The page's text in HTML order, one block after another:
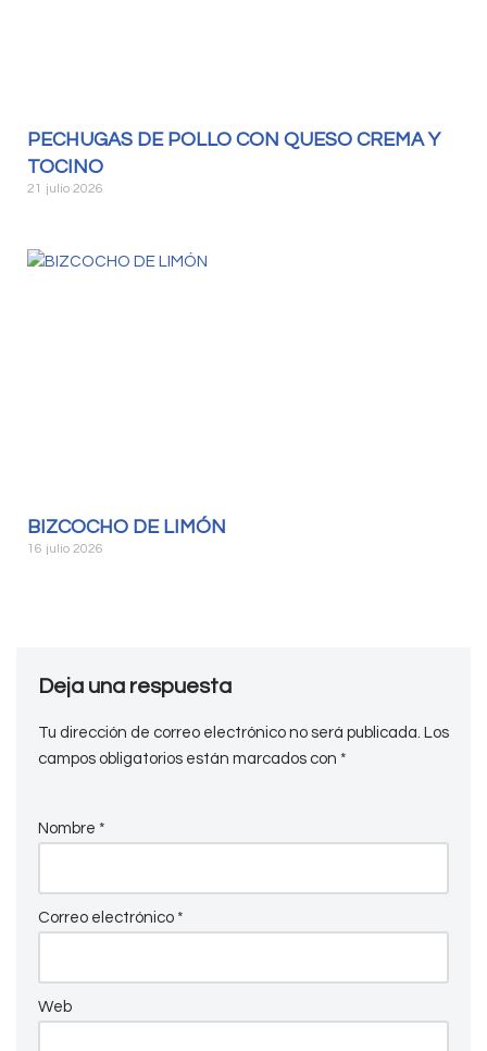
PECHUGAS DE POLLO CON QUESO CREMA Y
TOCINO
21 julio 2026
BIZCOCHO DE LIMÓN
16 julio 2026
Deja una respuesta
Tu dirección de correo electrónico no será publicada. Los
campos obligatorios están marcados con *
Nombre *
Correo electrónico *
Web